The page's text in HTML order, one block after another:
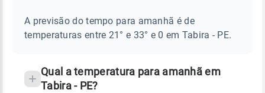
sobre
chuva
temperatura
A previsão do tempo para amanhã é de
temperaturas entre 21° e 33° e 0 em Tabira - PE.
Qual a temperatura para amanhã em
Tabira - PE?